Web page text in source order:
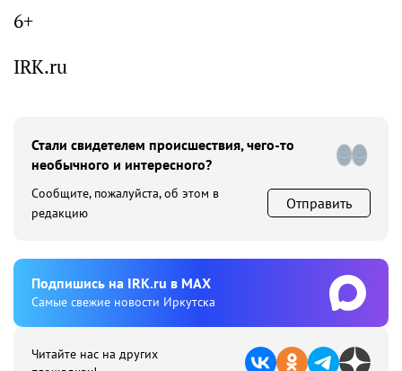
6+
IRK.ru
Стали свидетелем происшествия, чего-то
необычного и интересного?
Сообщите, пожалуйста, об этом в
редакцию
Отправить
Подпишиcь на IRK.ru в MAX
Cамые свежие новости Иркутска
Читайте нас на других